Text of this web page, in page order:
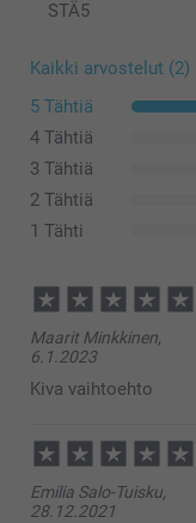
STÄ5
Kaikki arvostelut (2)
5 Tähtiä
4 Tähtiä
3 Tähtiä
2 Tähtiä
1 Tähti
Maarit Minkkinen,
6.1.2023
Kiva vaihtoehto
Emilia Salo-Tuisku,
28.12.2021